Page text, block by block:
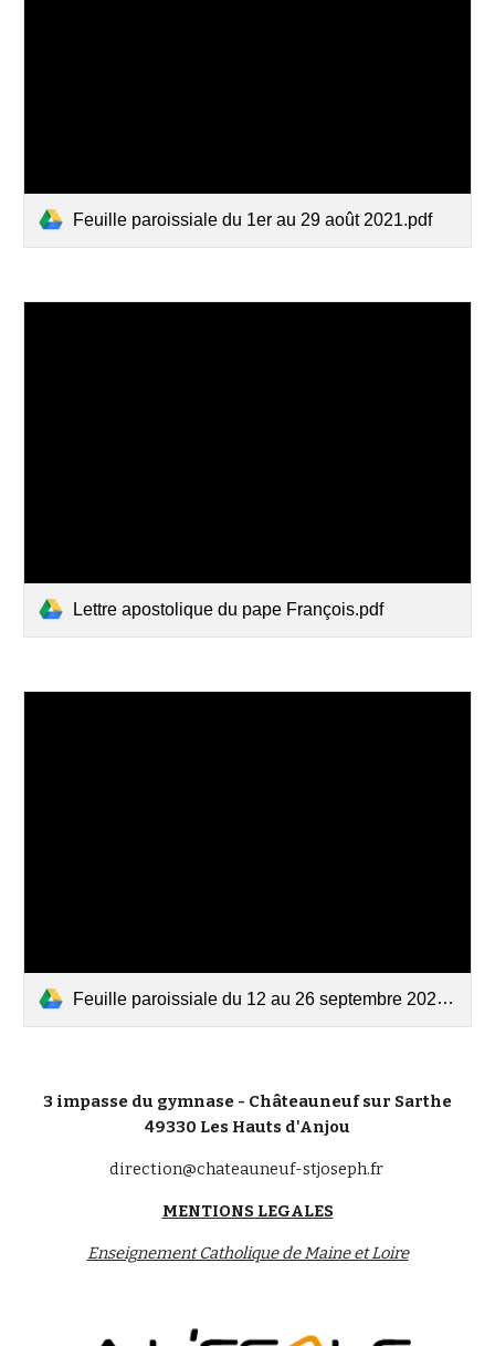
Feuille paroissiale du 1er au 29 août 2021.pdf
Lettre apostolique du pape François.pdf
Feuille paroissiale du 12 au 26 septembre 2021.pdf
3 impasse du gymnase - Châteauneuf sur Sarthe
49330 Les Hauts d'Anjou
direction@chateauneuf-stjoseph.fr
MENTIONS LEGALES
Enseignement Catholique de Maine et Loire